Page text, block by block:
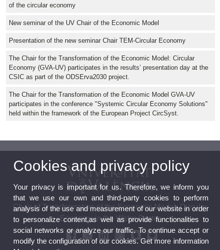
of the circular economy
New seminar of the UV Chair of the Economic Model
Presentation of the new seminar Chair TEM-Circular Economy
The Chair for the Transformation of the Economic Model: Circular
Economy (GVA-UV) participates in the results’ presentation day at the
CSIC as part of the ODSErva2030 project.
The Chair for the Transformation of the Economic Model GVA-UV
participates in the conference "Systemic Circular Economy Solutions"
held within the framework of the European Project CircSyst.
Chair of Transformation of the Economic Model. Circular
Economy in the Water Sector
Cookies and privacy policy
Your privacy is important for us. Therefore, we inform you
that we use our own and third-party cookies to perform
analysis of the use and measurement of our website in order
to personalize content,as well as provide functionalities to
social networks or analyze our traffic. To continue accept or
modify the configuration of our cookies. Get more information